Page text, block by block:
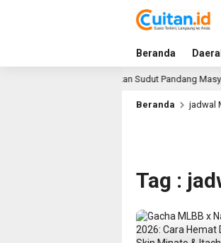
Beranda
Menteri Nusron: Gunakan Sudut Pandang
Beranda jadwal
Tag :